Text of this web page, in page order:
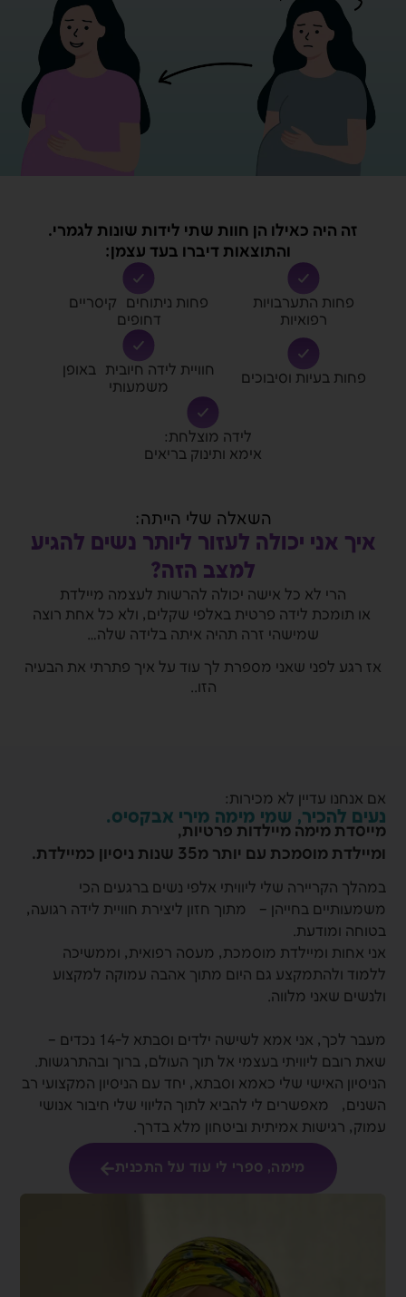
זה היה כאילו הן חוות שתי לידות שונות לגמרי.
והתוצאות דיברו בעד עצמן:
פחות התערבויות
רפואיות
פחות ניתוחים קיסריים
דחופים
פחות בעיות וסיבוכים
חוויית לידה חיובית באופן
משמעותי
לידה מוצלחת:
אימא ותינוק בריאים
השאלה שלי הייתה:
איך אני יכולה לעזור ליותר נשים להגיע
למצב הזה?
הרי לא כל אישה יכולה להרשות לעצמה מיילדת
או תומכת לידה פרטית באלפי שקלים, ולא כל אחת רוצה
שמישהי זרה תהיה איתה בלידה שלה…
אז רגע לפני שאני מספרת לך עוד על איך פתרתי את הבעיה
הזו..
אם אנחנו עדיין לא מכירות:
נעים להכיר, שמי מימה מירי אבקסיס.
מייסדת מימה מיילדות פרטיות,
ומיילדת מוסמכת עם יותר מ35 שנות ניסיון כמיילדת.
במהלך הקריירה שלי ליוויתי אלפי נשים ברגעים הכי
משמעותיים בחייהן – מתוך חזון ליצירת חוויית לידה רגועה,
בטוחה ומודעת.
אני אחות ומיילדת מוסמכת, מעסה רפואית, וממשיכה
ללמוד ולהתמקצע גם היום מתוך אהבה עמוקה למקצוע
ולנשים שאני מלווה.
מעבר לכך, אני אמא לשישה ילדים וסבתא ל-14 נכדים –
שאת רובם ליוויתי בעצמי אל תוך העולם, ברוך ובהתרגשות.
הניסיון האישי שלי כאמא וסבתא, יחד עם הניסיון המקצועי רב
השנים, מאפשרים לי להביא לתוך הליווי שלי חיבור אנושי
עמוק, רגישות אמיתית וביטחון מלא בדרך.
מימה, ספרי לי עוד על התכנית